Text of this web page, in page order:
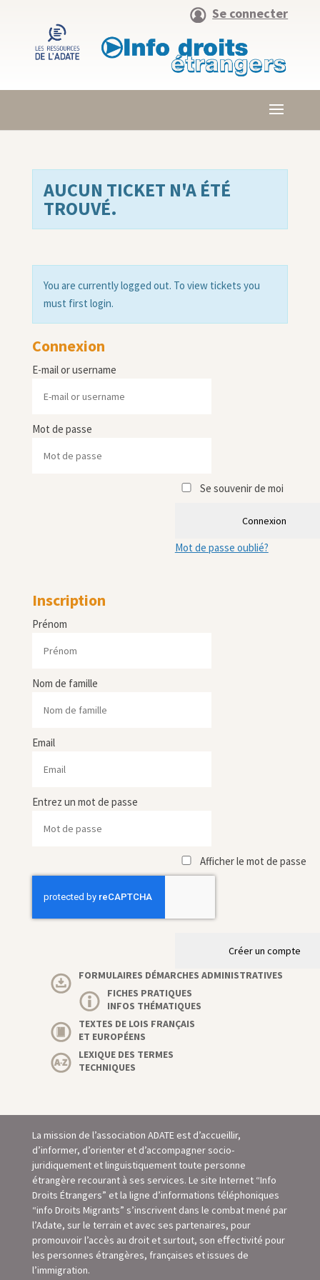
Se connecter
AUCUN TICKET N'A ÉTÉ
TROUVÉ.
You are currently logged out. To view tickets you
must first login.
Connexion
E-mail or username
Mot de passe
Se souvenir de moi
Connexion
Mot de passe oublié?
Inscription
Prénom
Nom de famille
Email
Entrez un mot de passe
Afficher le mot de passe
Créer un compte
FORMULAIRES DÉMARCHES ADMINISTRATIVES
FICHES PRATIQUES
INFOS THÉMATIQUES
TEXTES DE LOIS FRANÇAIS
ET EUROPÉENS
LEXIQUE DES TERMES
TECHNIQUES
La mission de l’association ADATE est d’accueillir,
d’informer, d’orienter et d’accompagner socio-
juridiquement et linguistiquement toute personne
étrangère recourant à ses services. Le site Internet “Info
Droits Étrangers” et la ligne d’informations téléphoniques
“info Droits Migrants” s’inscrivent dans le combat mené par
l’Adate, sur le terrain et avec ses partenaires, pour
promouvoir l’accès au droit et surtout, son eﬀectivité pour
les personnes étrangères, françaises et issues de
l’immigration.